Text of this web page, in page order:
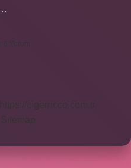
6 Yorum
https://cigerricco.com.tr
Sitemap